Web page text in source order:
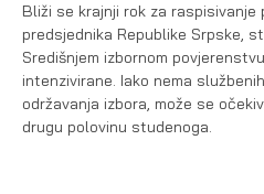
Bliži se krajnji rok za raspisivanje
predsjednika Republike Srpske,
Središnjem izbornom
intenzivirane. Iako nema
održavanja izbora, može se
drugu polovinu studenoga.